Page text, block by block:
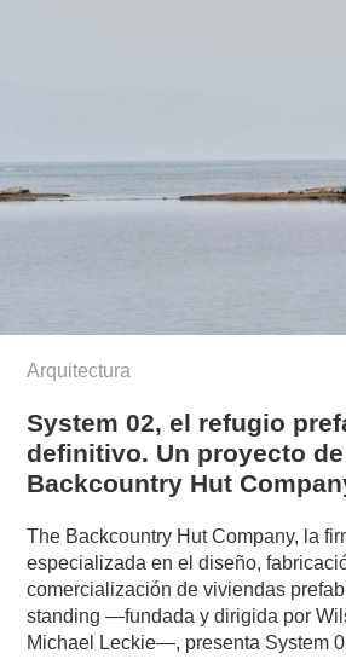
Arquitectura
System 02, el refugio
definitivo. Un proyecto de
Backcountry Hut
The Backcountry Hut Company, la
especializada en el diseño,
comercialización de viviendas
standing —fundada y dirigida por
Michael Leckie—, presenta System